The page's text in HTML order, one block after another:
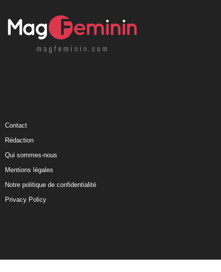
Contact
Rédaction
Qui sommes-nous
Mentions légales
Notre politique de confidentialité
Privacy Policy